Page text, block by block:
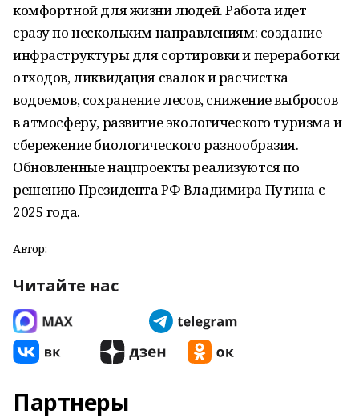
комфортной для жизни людей. Работа идет
сразу по нескольким направлениям: создание
инфраструктуры для сортировки и переработки
отходов, ликвидация свалок и расчистка
водоемов, сохранение лесов, снижение выбросов
в атмосферу, развитие экологического туризма и
сбережение биологического разнообразия.
Обновленные нацпроекты реализуются по
решению Президента РФ Владимира Путина с
2025 года.
Автор:
Читайте нас
Партнеры